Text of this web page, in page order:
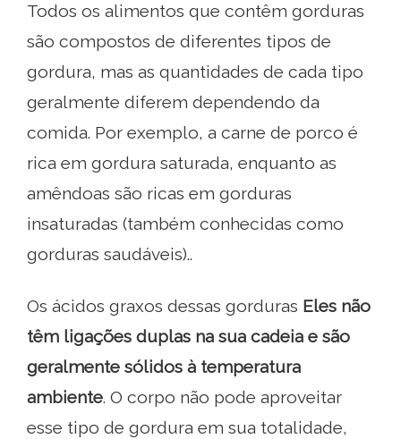
Todos os alimentos que contêm gorduras
são compostos de diferentes tipos de
gordura, mas as quantidades de cada tipo
geralmente diferem dependendo da
comida. Por exemplo, a carne de porco é
rica em gordura saturada, enquanto as
amêndoas são ricas em gorduras
insaturadas (também conhecidas como
gorduras saudáveis)..
Os ácidos graxos dessas gorduras Eles não
têm ligações duplas na sua cadeia e são
geralmente sólidos à temperatura
ambiente. O corpo não pode aproveitar
esse tipo de gordura em sua totalidade,